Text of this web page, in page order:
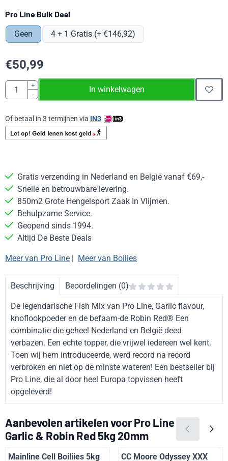
Maak een keuze voor
Pro Line Bulk Deal
Geen 4 + 1 Gratis (+ €146,92)
€50,99
Aantal
+
-
In winkelwagen
Of betaal in 3 termijnen via IN3
Gratis verzending in Nederland en België vanaf €69,-
Snelle en betrouwbare levering.
850m2 Grote Hengelsport Zaak In Vlijmen.
Behulpzame Service.
Geopend sinds 1994.
Altijd De Beste Deals
Meer van Pro Line | Meer van Boilies
Beschrijving Beoordelingen (0)
De legendarische Fish Mix van Pro Line, Garlic flavour,
knoflookpoeder en de befaam-de Robin Red® Een
combinatie die geheel Nederland en België deed
verbazen. Een echte topper, die vrijwel iedereen wel kent.
Toen wij hem introduceerde, werd record na record
verbroken en niet op de minste wateren! Een bestseller bij
Pro Line, die al door heel Europa topvissen heeft
opgeleverd!
Aanbevolen artikelen voorPro Line
Garlic & Robin Red 5kg 20mm
Mainline Cell Boiliies 5kg CC Moore Odyssey XXX